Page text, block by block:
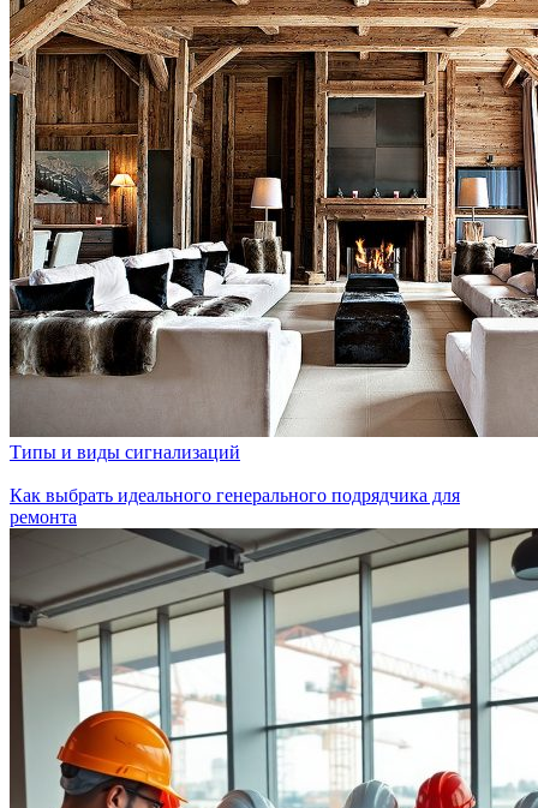
Типы и виды сигнализаций
Как выбрать идеального генерального подрядчика для
ремонта